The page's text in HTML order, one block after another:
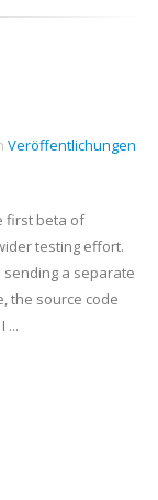
Veröffentlichungen
first beta of
testing effort.
sending a separate
the source code
...